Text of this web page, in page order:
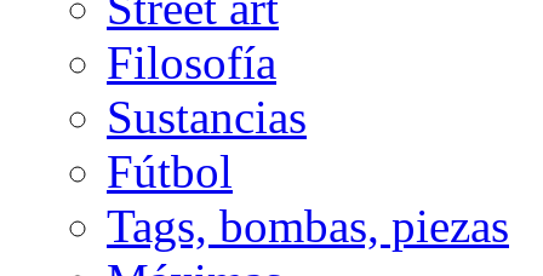
Filosofía
Sustancias
Fútbol
Tags, bombas, piezas